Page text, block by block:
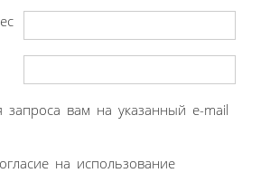
запроса вам на указанный e-mail
на использование